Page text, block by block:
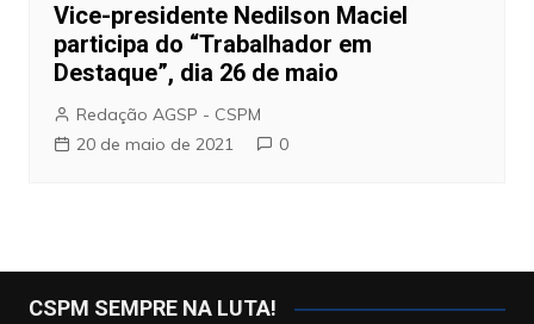
Vice-presidente Nedilson Maciel
participa do “Trabalhador em
Destaque”, dia 26 de maio
Redação AGSP - CSPM
20 de maio de 2021
0
CSPM SEMPRE NA LUTA!